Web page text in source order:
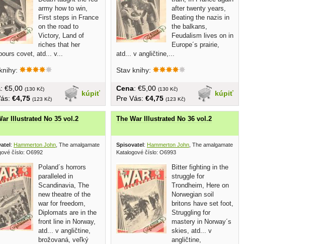
army how to win,
First steps in France
on the road to
Victory, Land of
riches that her
covet, atd... v...
kúpiť
: €5,00 (130 Kč)
€4,75 (123 Kč)
after twenty years,
Beating the nazis in
the balkans,
Feudalism lives on in
Europe´s prairie,
atd... v angličtine,...
Stav knihy:
kúpiť
Cena: €5,00 (130 Kč)
Pre Vás: €4,75 (123 Kč)
Illustrated No 35 vol.2
: Hammerton John , The amalgamated press 1940
číslo: O6992
Poland´s horrors
paralleled in
Scandinavia, The
new theatre of the
war for freedom,
Diplomats are in the
front line in Norway,
atd... v angličtine,
brožovaná, veľký
The War Illustrated No 36 vol.2
Spisovatel: Hammerton John , The amalgamated press 1940
Katalogové číslo: O6993
Bitter fighting in the
struggle for
Trondheim, Here on
Norwegian soil
britons have set foot,
Struggling for
mastery in Norway´s
skies, atd... v
angličtine,